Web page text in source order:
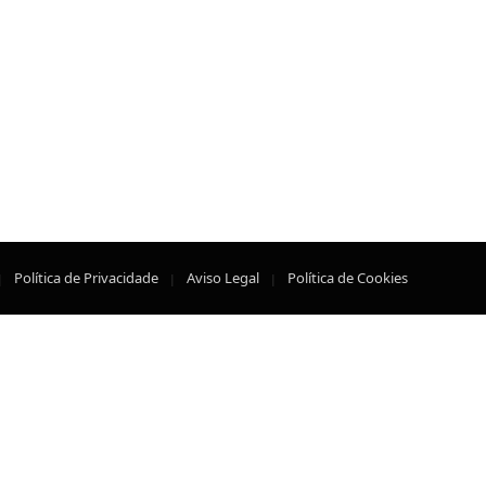
Política de Privacidade Aviso Legal Política de Cookies